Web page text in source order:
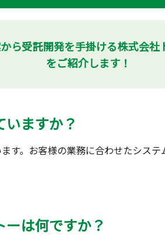
ら受託開発を手掛ける株式会
をご紹介します！
ますか？
す。お客様の業務に合わせたシス
は何ですか？